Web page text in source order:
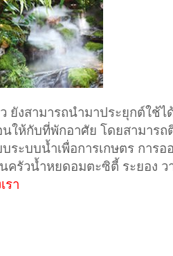
ยังสามารถนำมาประยุกต์ใช้
ให้กับที่พักอาศัย โดยสามารถ
ะบบน้ำเพื่อการเกษตร การ
รัวน้ำหยดอมตะซิตี้ ระยอง ว
รา